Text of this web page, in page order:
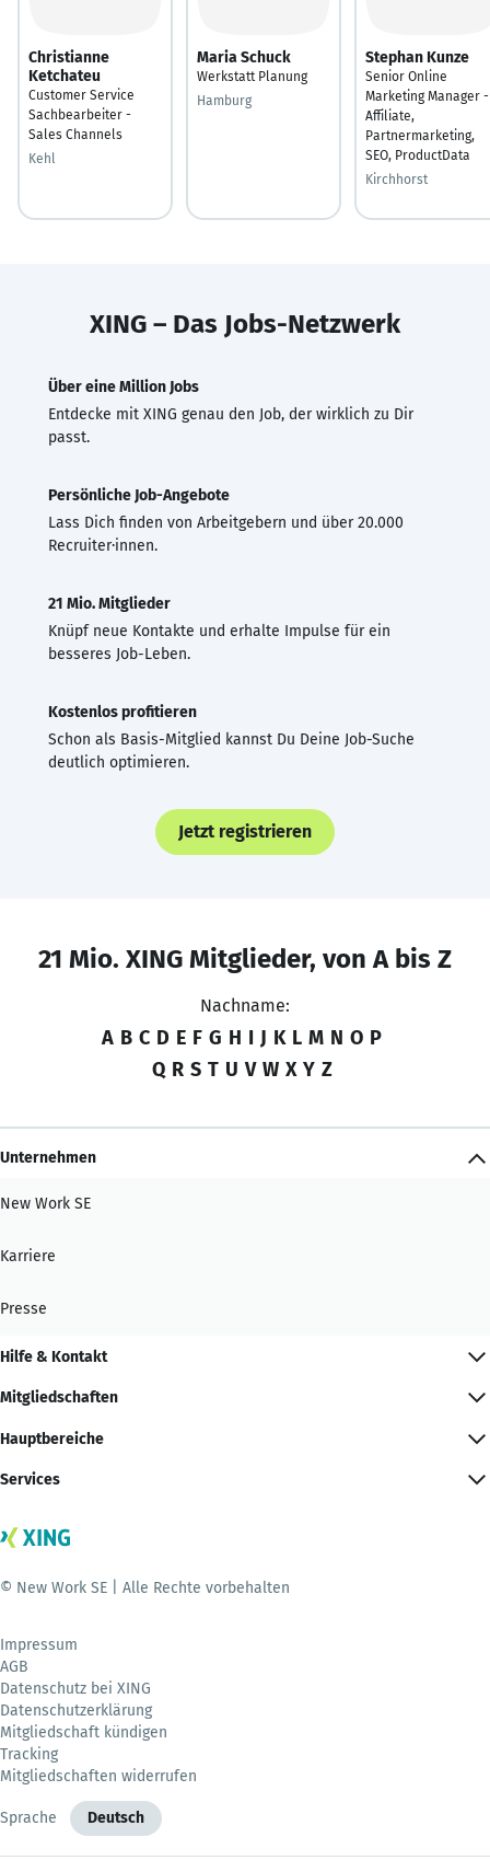
Christianne
Ketchateu
Customer Service
Sachbearbeiter -
Sales Channels
Kehl
Maria Schuck
Werkstatt Planung
Hamburg
Stephan Kunze
Senior Online
Marketing Manager -
Affiliate,
Partnermarketing,
SEO, ProductData
Kirchhorst
XING – Das Jobs-Netzwerk
Über eine Million Jobs
Entdecke mit XING genau den Job, der wirklich zu Dir
passt.
Persönliche Job-Angebote
Lass Dich finden von Arbeitgebern und über 20.000
Recruiter·innen.
21 Mio. Mitglieder
Knüpf neue Kontakte und erhalte Impulse für ein
besseres Job-Leben.
Kostenlos profitieren
Schon als Basis-Mitglied kannst Du Deine Job-Suche
deutlich optimieren.
Jetzt registrieren
21 Mio. XING Mitglieder, von A bis Z
Nachname:
A B C D E F G H I J K L M N O P
Q R S T U V W X Y Z
Unternehmen
New Work SE
Karriere
Presse
Hilfe & Kontakt
Mitgliedschaften
Hauptbereiche
Services
© New Work SE | Alle Rechte vorbehalten
Impressum
AGB
Datenschutz bei XING
Datenschutzerklärung
Mitgliedschaft kündigen
Tracking
Mitgliedschaften widerrufen
Sprache Deutsch